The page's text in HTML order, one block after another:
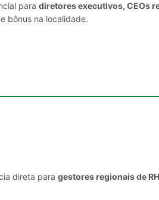
para diretores executivos, CEOs
bônus na localidade.
direta para gestores regionais de